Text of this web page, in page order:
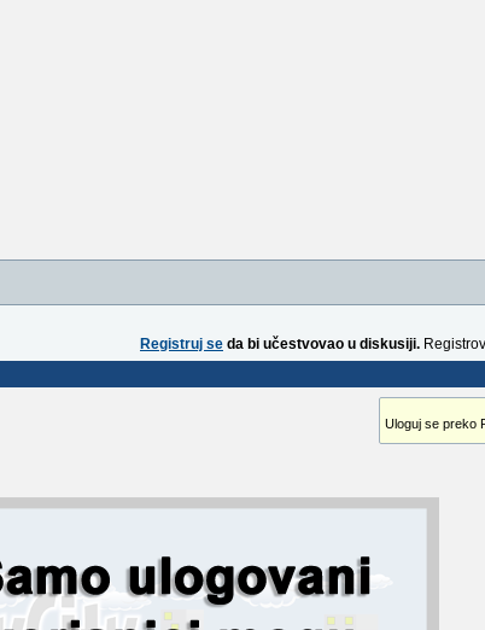
Registruj se da bi učestvovao u diskusiji.
Uloguj se preko